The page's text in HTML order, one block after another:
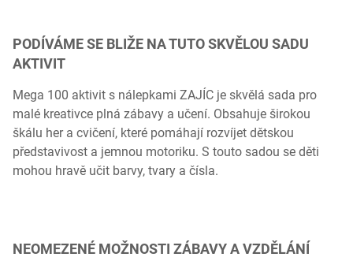
PODÍVÁME SE BLIŽE NA TUTO SKVĚLOU SADU
AKTIVIT
Mega 100 aktivit s nálepkami ZAJÍC je skvělá sada pro
malé kreativce plná zábavy a učení. Obsahuje širokou
škálu her a cvičení, které pomáhají rozvíjet dětskou
představivost a jemnou motoriku. S touto sadou se děti
mohou hravě učit barvy, tvary a čísla.
NEOMEZENÉ MOŽNOSTI ZÁBAVY A VZDĚLÁNÍ